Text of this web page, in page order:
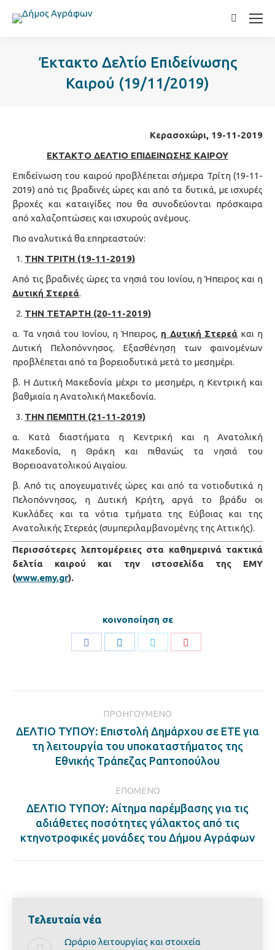
Search:
Έκτακτο Δελτίο Επιδείνωσης
Καιρού (19/11/2019)
Κερασοχώρι, 19-11-2019
ΕΚΤΑΚΤΟ ΔΕΛΤΙΟ ΕΠΙΔΕΙΝΩΣΗΣ ΚΑΙΡΟΥ
Επιδείνωση του καιρού προβλέπεται σήμερα Τρίτη (19-11-
2019) από τις βραδινές ώρες και από τα δυτικά, με ισχυρές
βροχές και καταιγίδες που θα συνοδεύονται πρόσκαιρα
από χαλαζοπτώσεις και ισχυρούς ανέμους.
Πιο αναλυτικά θα επηρεαστούν:
ΤΗΝ ΤΡΙΤΗ (19-11-2019)
Από τις βραδινές ώρες τα νησιά του Ιονίου, η Ήπειρος και η
Δυτική Στερεά.
ΤΗΝ ΤΕΤΑΡΤΗ (20-11-2019)
α. Τα νησιά του Ιονίου, η Ήπειρος, η Δυτική Στερεά και η
Δυτική Πελοπόννησος. Εξασθένηση των φαινομένων
προβλέπεται από τα βορειοδυτικά μετά το μεσημέρι.
β. Η Δυτική Μακεδονία μέχρι το μεσημέρι, η Κεντρική και
βαθμιαία η Ανατολική Μακεδονία.
ΤΗΝ ΠΕΜΠΤΗ (21-11-2019)
α. Κατά διαστήματα η Κεντρική και η Ανατολική
Μακεδονία, η Θράκη και πιθανώς τα νησιά του
Βορειοανατολικού Αιγαίου.
β. Από τις απογευματινές ώρες και από τα νοτιοδυτικά η
Πελοπόννησος, η Δυτική Κρήτη, αργά το βράδυ οι
Κυκλάδες και τα νότια τμήματα της Εύβοιας και της
Ανατολικής Στερεάς (συμπεριλαμβανομένης της Αττικής).
Περισσότερες λεπτομέρειες στα καθημερινά τακτικά
δελτία καιρού και την ιστοσελίδα της ΕΜΥ
(www.emy.gr).
κοινοποίηση σε
ΠΡΟΗΓΟΎΜΕΝΟ
Previous
post:
ΔΕΛΤΙΟ ΤΥΠΟΥ: Επιστολή Δημάρχου σε ΕΤΕ για
τη λειτουργία του υποκαταστήματος της
Εθνικής Τράπεζας Ραπτοπούλου
ΕΠΌΜΕΝΟ
Next
post:
ΔΕΛΤΙΟ ΤΥΠΟΥ: Αίτημα παρέμβασης για τις
αδιάθετες ποσότητες γάλακτος από τις
κτηνοτροφικές μονάδες του Δήμου Αγράφων
Τελευταία νέα
Ωράριο λειτουργίας και στοιχεία